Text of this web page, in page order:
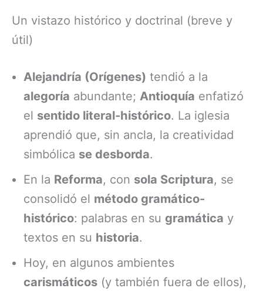
Un vistazo histórico y doctrinal (breve y
útil)
Alejandría (Orígenes) tendió a la
alegoría abundante; Antioquía enfatizó
el sentido literal-histórico. La iglesia
aprendió que, sin ancla, la creatividad
simbólica se desborda.
En la Reforma, con sola Scriptura, se
consolidó el método gramático-
histórico: palabras en su gramática y
textos en su historia.
Hoy, en algunos ambientes
carismáticos (y también fuera de ellos),